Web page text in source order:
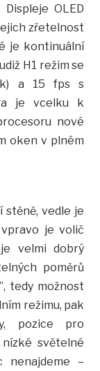
OLED
zřetelnost
je kontinuální
H1 režim se
a 15 fps s
je vcelku k
nové
oken v plném
stěně, vedle je
je volič
velmi dobrý
poměrů
tedy možnost
režimu, pak
pozice pro
světelné
nenajdeme –